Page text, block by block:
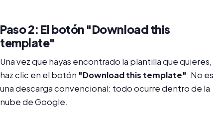
Paso 2: El botón "Download this
template"
Una vez que hayas encontrado la plantilla que quieres,
haz clic en el botón "Download this template". No es
una descarga convencional: todo ocurre dentro de la
nube de Google.